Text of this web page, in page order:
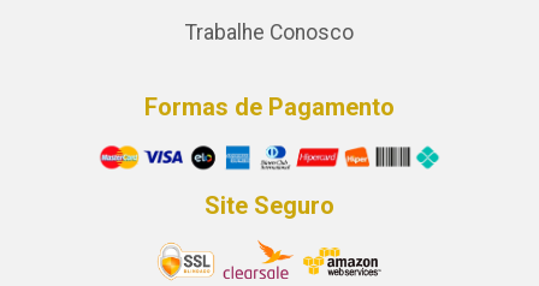
Trabalhe Conosco
Formas de Pagamento
Site Seguro